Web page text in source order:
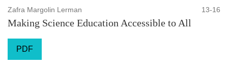
Zafra Margolin Lerman 13-16
Making Science Education Accessible to All
PDF